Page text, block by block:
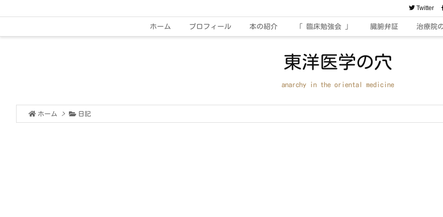
ホーム プロフィール 本の紹介 「 臨床勉強会 」 臓腑弁証 治療院
Twitter
東洋医学の穴
anarchy in the oriental medicine
ホーム > 日記